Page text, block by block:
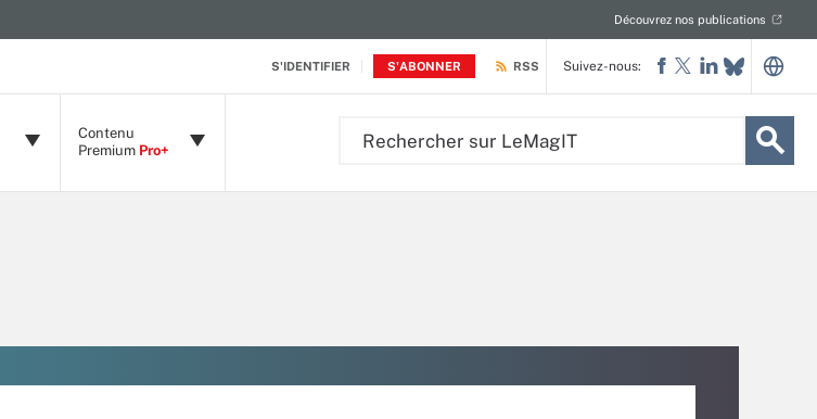
S'IDENTIFIER S'ABONNER
Découvrez nos publications
RSS
Contenu
Premium Pro+
Suivez-nous: